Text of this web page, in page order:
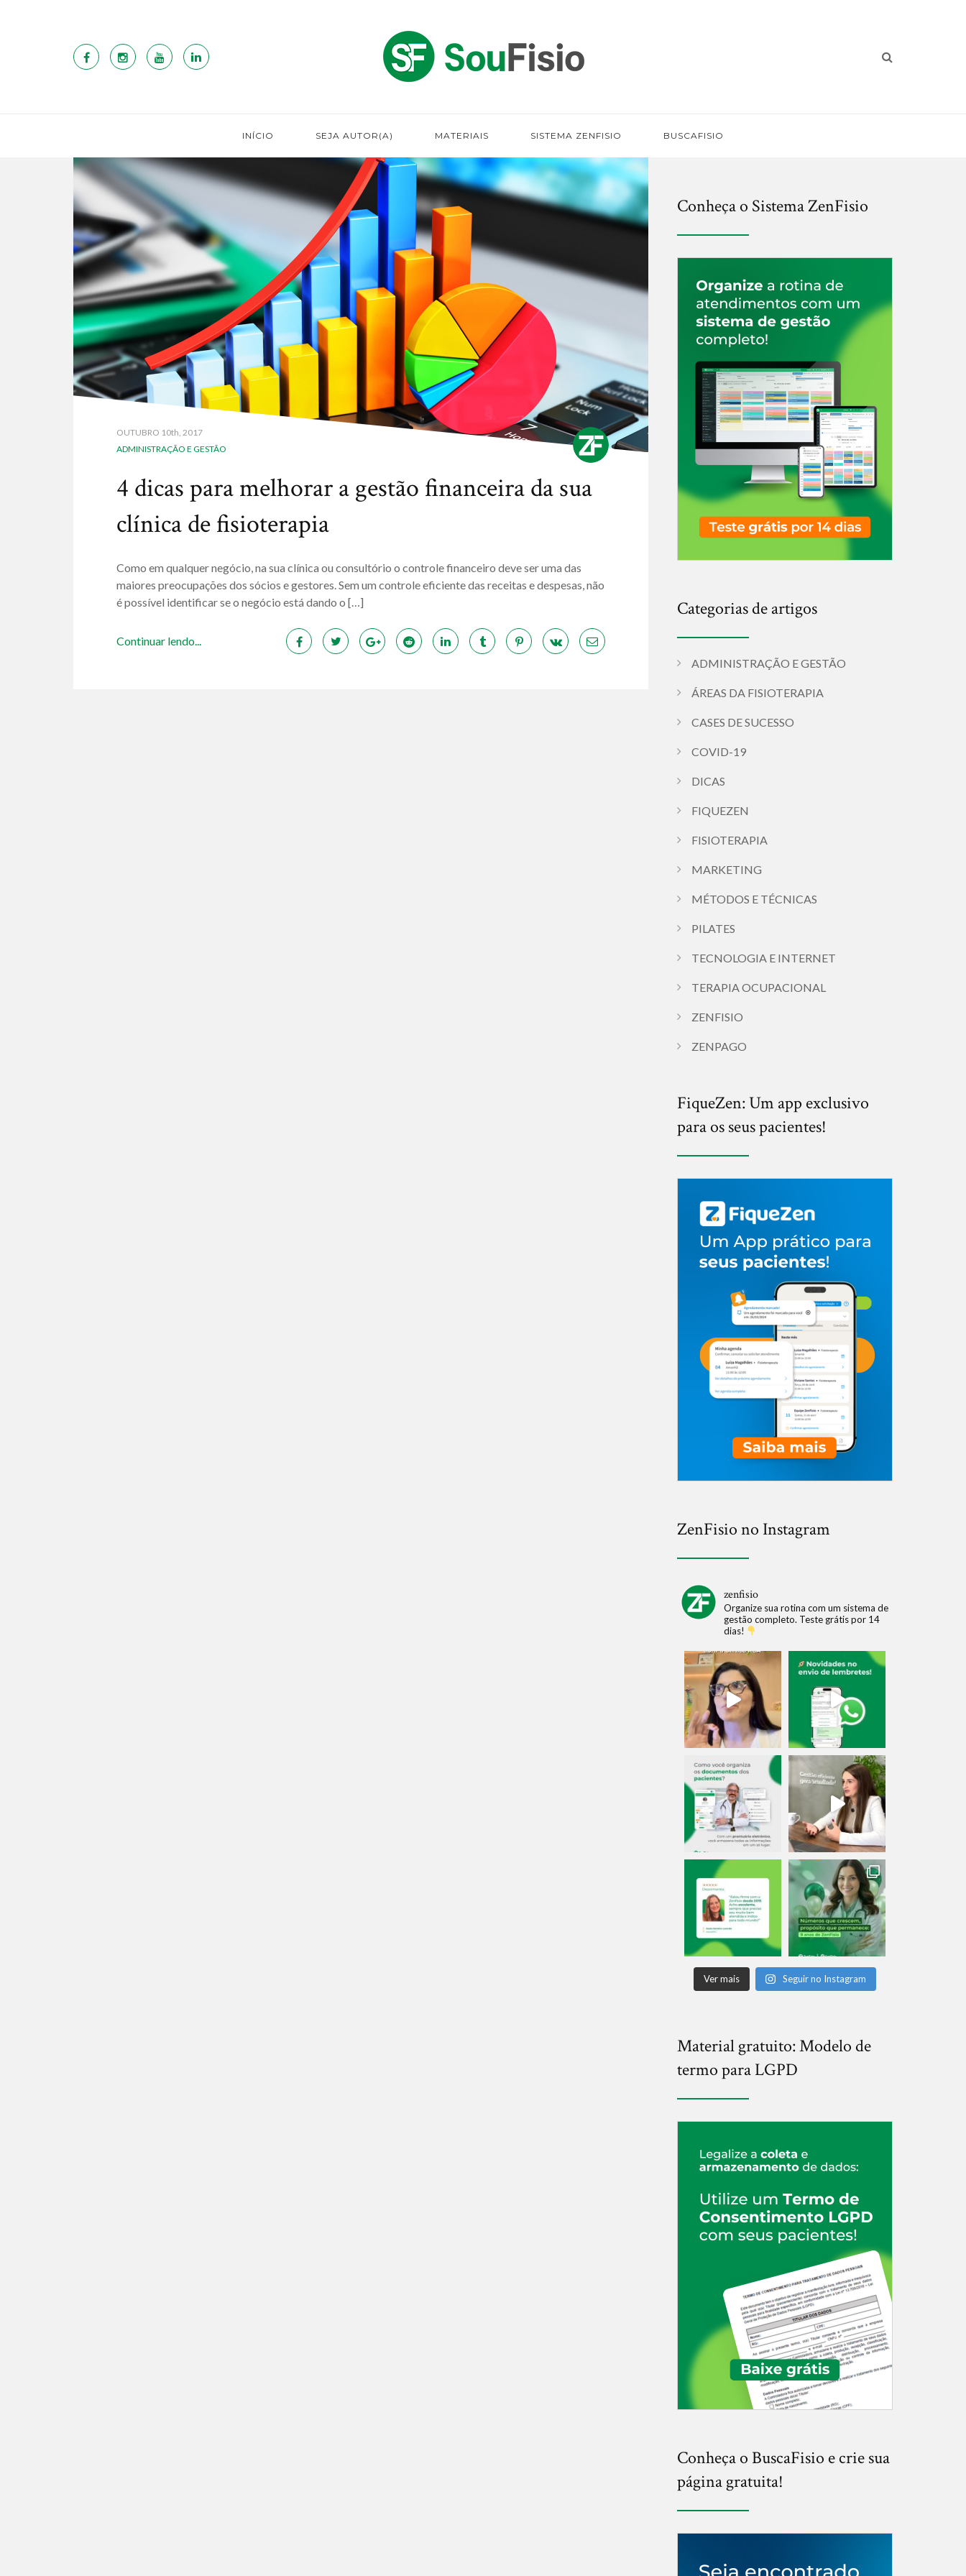
INÍCIO SEJA AUTOR(A) MATERIAIS SISTEMA ZENFISIO BUSCAFISIO
OUTUBRO 10th, 2017
ADMINISTRAÇÃO E GESTÃO
4 dicas para melhorar a gestão financeira da sua
clínica de fisioterapia
Como em qualquer negócio, na sua clínica ou consultório o controle financeiro deve ser uma das
maiores preocupações dos sócios e gestores. Sem um controle eficiente das receitas e despesas, não
é possível identificar se o negócio está dando o […]
Continuar lendo...
Conheça o Sistema ZenFisio
Categorias de artigos
ADMINISTRAÇÃO E GESTÃO
ÁREAS DA FISIOTERAPIA
CASES DE SUCESSO
COVID-19
DICAS
FIQUEZEN
FISIOTERAPIA
MARKETING
MÉTODOS E TÉCNICAS
PILATES
TECNOLOGIA E INTERNET
TERAPIA OCUPACIONAL
ZENFISIO
ZENPAGO
FiqueZen: Um app exclusivo
para os seus pacientes!
ZenFisio no Instagram
zenfisio
Organize sua rotina com um sistema de
gestão completo. Teste grátis por 14
dias!
Ver mais Seguir no Instagram
Material gratuito: Modelo de
termo para LGPD
Conheça o BuscaFisio e crie sua
página gratuita!